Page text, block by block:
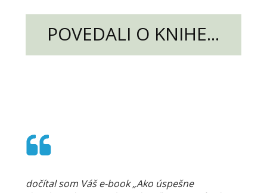
POVEDALI O KNIHE...
dočítal som Váš e-book „Ako úspešne